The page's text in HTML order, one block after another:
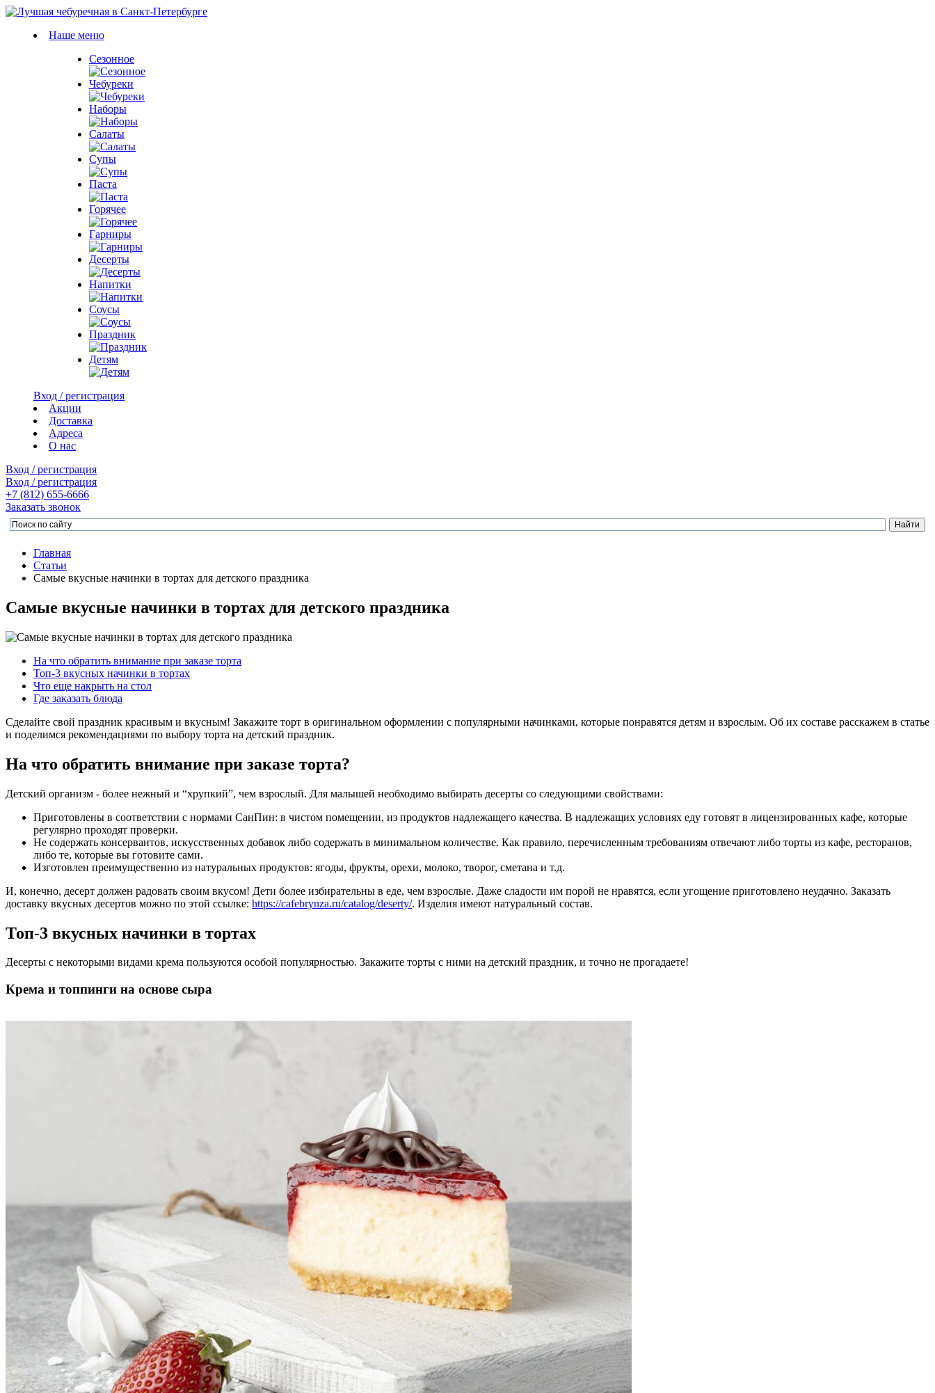
Наше меню
Сезонное
Чебуреки
Наборы
Салаты
Супы
Паста
Горячее
Гарниры
Десерты
Напитки
Соусы
Праздник
Детям
Вход / регистрация
Акции
Доставка
Адреса
О нас
Вход / регистрация
Вход / регистрация
+7 (812) 655-6666
Заказать звонок
Главная
Статьи
Самые вкусные начинки в тортах для детского праздника
Самые вкусные начинки в тортах для детского праздника
На что обратить внимание при заказе торта
Топ-3 вкусных начинки в тортах
Что еще накрыть на стол
Где заказать блюда
Сделайте свой праздник красивым и вкусным! Закажите торт в оригинальном оформлении с популярными начинками, которые понравятся детям и взрослым. Об их составе расскажем в статье
и поделимся рекомендациями по выбору торта на детский праздник.
На что обратить внимание при заказе торта?
Детский организм - более нежный и “хрупкий”, чем взрослый. Для малышей необходимо выбирать десерты со следующими свойствами:
Приготовлены в соответствии с нормами СанПин: в чистом помещении, из продуктов надлежащего качества. В надлежащих условиях еду готовят в лицензированных кафе, которые
регулярно проходят проверки.
Не содержать консервантов, искусственных добавок либо содержать в минимальном количестве. Как правило, перечисленным требованиям отвечают либо торты из кафе, ресторанов,
либо те, которые вы готовите сами.
Изготовлен преимущественно из натуральных продуктов: ягоды, фрукты, орехи, молоко, творог, сметана и т.д.
И, конечно, десерт должен радовать своим вкусом! Дети более избирательны в еде, чем взрослые. Даже сладости им порой не нравятся, если угощение приготовлено неудачно. Заказать
доставку вкусных десертов можно по этой ссылке: https://cafebrynza.ru/catalog/deserty/. Изделия имеют натуральный состав.
Топ-3 вкусных начинки в тортах
Десерты с некоторыми видами крема пользуются особой популярностью. Закажите торты с ними на детский праздник, и точно не прогадаете!
Крема и топпинги на основе сыра